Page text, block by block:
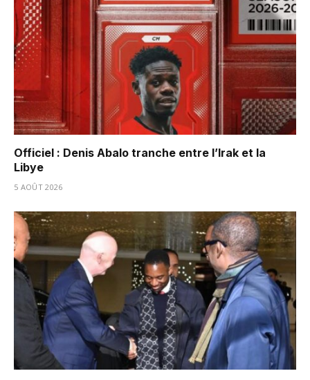
Officiel : Denis Abalo tranche entre l’Irak et la
Libye
5 AOÛT 2026